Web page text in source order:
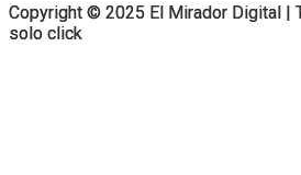
Copyright © 2025 El Mirador Digital |
solo click
Copyright © 2025 El Mirador Digital |
solo click